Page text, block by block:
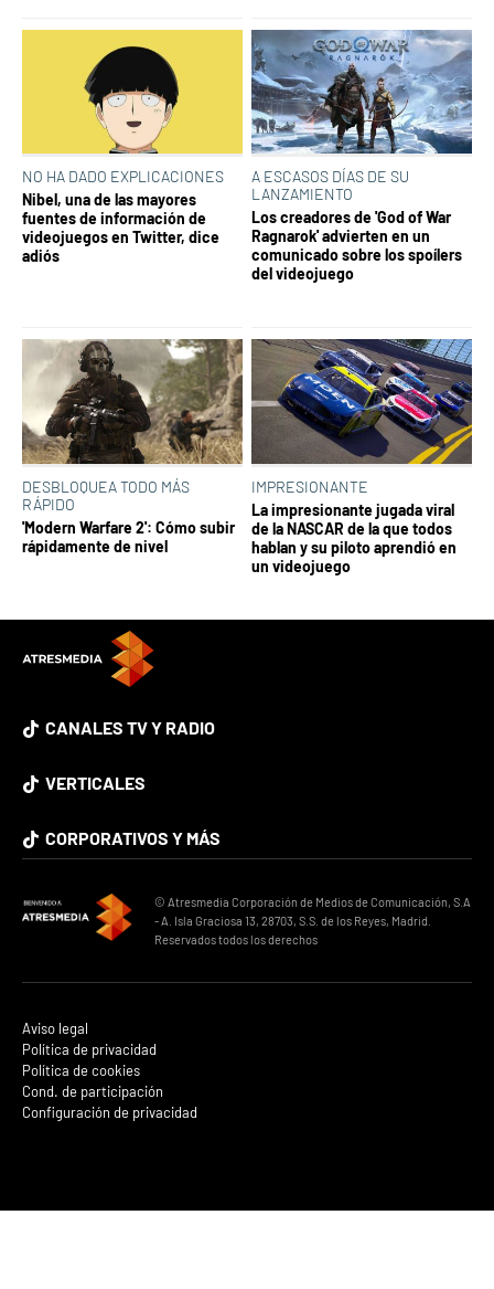
NO HA DADO EXPLICACIONES
Nibel, una de las mayores
fuentes de información de
videojuegos en Twitter, dice
adiós
A ESCASOS DÍAS DE SU
LANZAMIENTO
Los creadores de 'God of War
Ragnarok' advierten en un
comunicado sobre los spoílers
del videojuego
DESBLOQUEA TODO MÁS
RÁPIDO
'Modern Warfare 2': Cómo subir
rápidamente de nivel
IMPRESIONANTE
La impresionante jugada viral
de la NASCAR de la que todos
hablan y su piloto aprendió en
un videojuego
CANALES TV Y RADIO
VERTICALES
CORPORATIVOS Y MÁS
© Atresmedia Corporación de Medios de Comunicación, S.A
- A. Isla Graciosa 13, 28703, S.S. de los Reyes, Madrid.
Reservados todos los derechos
Aviso legal
Política de privacidad
Política de cookies
Cond. de participación
Configuración de privacidad